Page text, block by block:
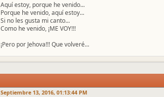
Aquí estoy, porque he venido...
Porque he venido, aquí estoy...
Si no les gusta mi canto...
Como he venido, ¡ME VOY!!!
¡Pero por Jehova!!! Que volveré...
Septiembre 13, 2016, 01:13:44 PM